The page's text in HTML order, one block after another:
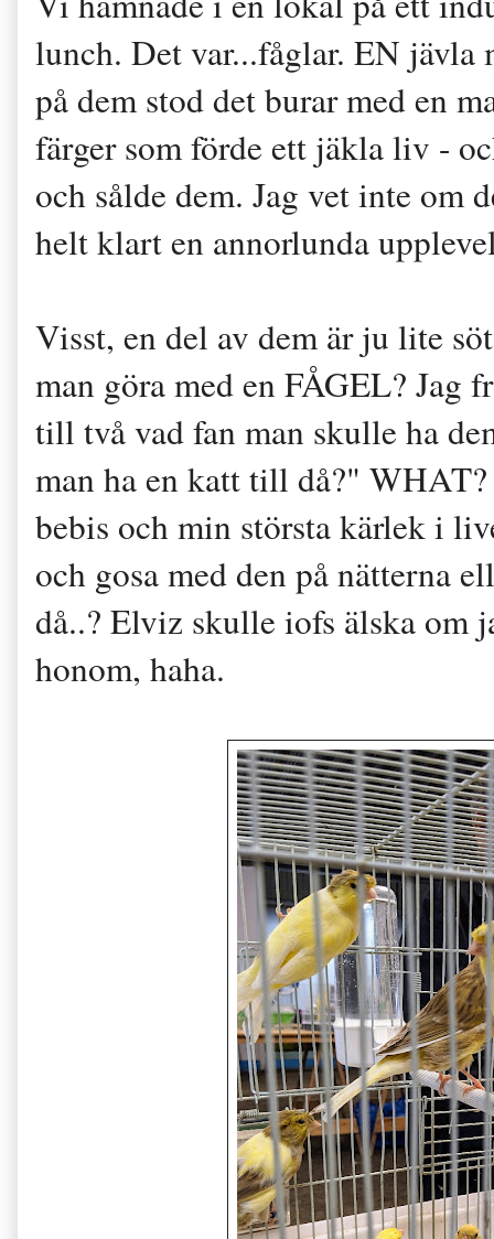
lunch. Det var...fåglar. EN jävla
på dem stod det burar med en
färger som förde ett jäkla liv -
och sålde dem. Jag vet inte om
helt klart en annorlunda
Visst, en del av dem är ju lite
man göra med en FÅGEL? Jag
till två vad fan man skulle ha
man ha en katt till då?"
bebis och min största kärlek i
och gosa med den på nätterna
då..? Elviz skulle iofs älska om
honom, haha.